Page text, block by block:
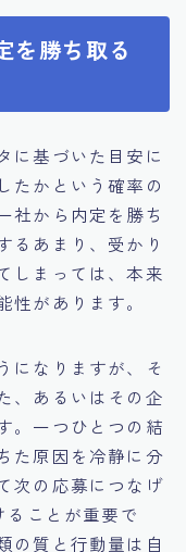
を勝ち取る
に基づいた目安に
たかという確率の
社から内定を勝ち
るあまり、受かり
しまっては、本来
があります。
になりますが、そ
、あるいはその企
。一つひとつの結
た原因を冷静に分
次の応募につなげ
ることが重要で
の質と行動量は自